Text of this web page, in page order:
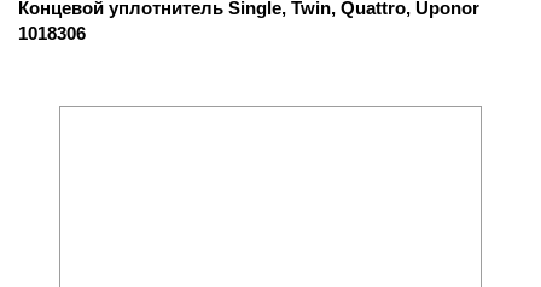
Концевой уплотнитель Single, Twin, Quattro, Uponor
1018306